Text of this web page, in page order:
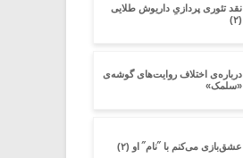
نقد تئوری پردازیِ داریوش طلایی
(۲)
درباره‌ی اختلاف روایت‌های گوشه‌ی
«سلمک»
عشق‌بازی می‌کنم با ˝نام˝ او (۲)